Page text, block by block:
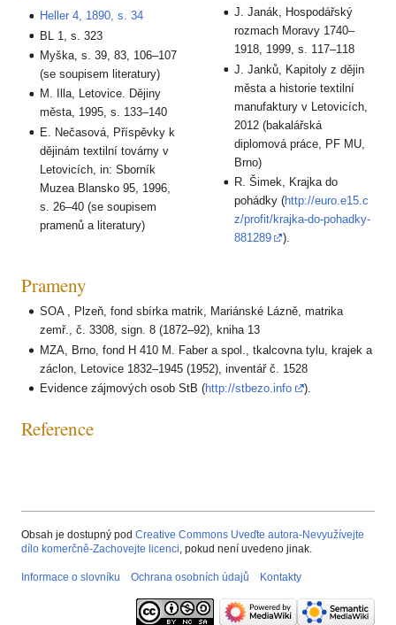
Heller 4, 1890, s. 34
BL 1, s. 323
Myška, s. 39, 83, 106–107
(se soupisem literatury)
M. Illa, Letovice. Dějiny
města, 1995, s. 133–140
E. Nečasová, Příspěvky k
dějinám textilní továrny v
Letovicích, in: Sborník
Muzea Blansko 95, 1996,
s. 26–40 (se soupisem
pramenů a literatury)
J. Janák, Hospodářský
rozmach Moravy 1740–
1918, 1999, s. 117–118
J. Janků, Kapitoly z dějin
města a historie textilní
manufaktury v Letovicích,
2012 (bakalářská
diplomová práce, PF MU,
Brno)
R. Šimek, Krajka do
pohádky (http://euro.e15.c
z/profit/krajka-do-pohadky-
881289
).
Prameny
SOA , Plzeň, fond sbírka matrik, Mariánské Lázně, matrika
zemř., č. 3308, sign. 8 (1872–92), kniha 13
MZA, Brno, fond H 410 M. Faber a spol., tkalcovna tylu, krajek a
záclon, Letovice 1832–1945 (1952), inventář č. 1528
Evidence zájmových osob StB (http://stbezo.info ).
Reference
Obsah je dostupný pod Creative Commons Uveďte autora-Nevyužívejte
dílo komerčně-Zachovejte licenci, pokud není uvedeno jinak.
Informace o slovníku Ochrana osobních údajů Kontakty